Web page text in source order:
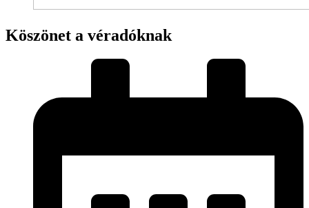
Köszönet a véradóknak